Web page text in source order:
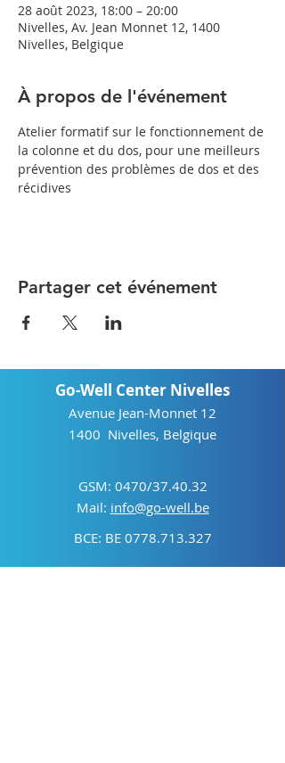
28 août 2023, 18:00 – 20:00
Nivelles, Av. Jean Monnet 12, 1400
Nivelles, Belgique
À propos de l'événement
Atelier formatif sur le fonctionnement de
la colonne et du dos, pour une meilleurs
prévention des problèmes de dos et des
récidives
Partager cet événement
Go-Well Center Nivelles
Avenue Jean-Monnet 12
1400 Nivelles, Belgique
GSM: 0470/37.40.32
Mail: info@go-well.be
BCE: BE 0778.713.327